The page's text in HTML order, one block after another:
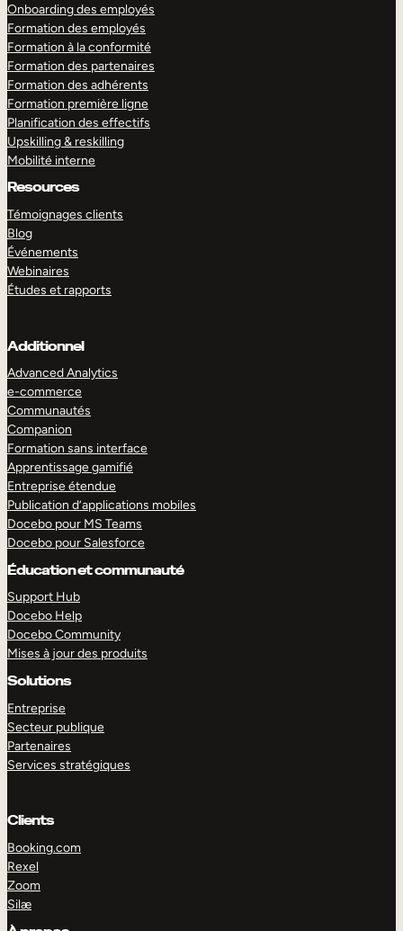
Onboarding des employés
Formation des employés
Formation à la conformité
Formation des partenaires
Formation des adhérents
Formation première ligne
Planification des effectifs
Upskilling & reskilling
Mobilité interne
Resources
Témoignages clients
Blog
Événements
Webinaires
Études et rapports
Additionnel
Advanced Analytics
e-commerce
Communautés
Companion
Formation sans interface
Apprentissage gamifié
Entreprise étendue
Publication d’applications mobiles
Docebo pour MS Teams
Docebo pour Salesforce
Éducation et communauté
Support Hub
Docebo Help
Docebo Community
Mises à jour des produits
Solutions
Entreprise
Secteur publique
Partenaires
Services stratégiques
Clients
Booking.com
Rexel
Zoom
Silæ